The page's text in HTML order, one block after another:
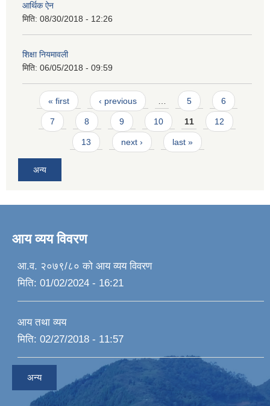
आर्थिक ऐन
मिति: 08/30/2018 - 12:26
शिक्षा नियमावली
मिति: 06/05/2018 - 09:59
Pages
« first ‹ previous 5 6
7 8 9 10 11 12
13 next › last »
अन्य
आय व्यय विवरण
आ.व. २०७९/८० को आय व्यय विवरण
मिति: 01/02/2024 - 16:21
आय तथा व्यय
मिति: 02/27/2018 - 11:57
अन्य